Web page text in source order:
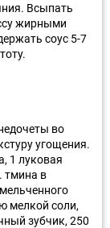
Всыпать
жирными
соус 5-7
во
угощения.
1 луковая
тмина в
мелкой соли,
зубчик, 250